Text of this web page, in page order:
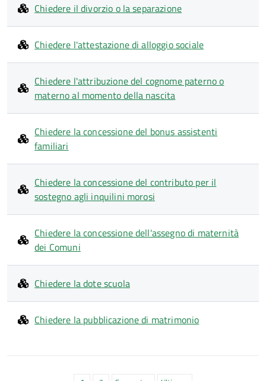
Chiedere il divorzio o la separazione
Chiedere l'attestazione di alloggio sociale
Chiedere l'attribuzione del cognome paterno o
materno al momento della nascita
Chiedere la concessione del bonus assistenti
familiari
Chiedere la concessione del contributo per il
sostegno agli inquilini morosi
Chiedere la concessione dell'assegno di maternità
dei Comuni
Chiedere la dote scuola
Chiedere la pubblicazione di matrimonio